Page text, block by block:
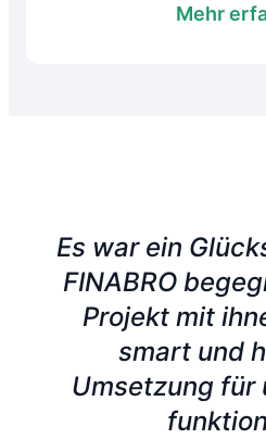
Mehr
Es war ein
FINABRO
Projekt mit
smart und
Umsetzung für